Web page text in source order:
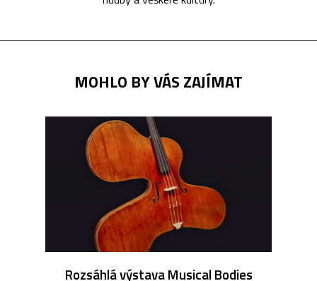
MOHLO BY VÁS ZAJÍMAT
Rozsáhlá výstava Musical Bodies